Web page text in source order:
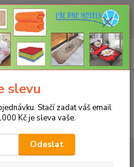
NAŠICH PRODUKTŮ ZA LEPŠÍ
ZDE
0ks
za0 Kč
s vodoodpudivou úpravou
slevu
Stačí zadat váš email
Kč je sleva vaše.
Odeslat